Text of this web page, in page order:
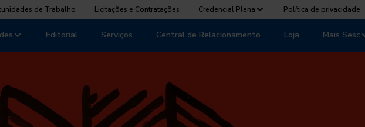
de Trabalho Licitações e Contratações Credencial Plena Política de privacidade
Editorial Serviços Central de Relacionamento Loja Mais Sesc